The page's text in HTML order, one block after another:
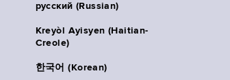
русский (Russian)
Kreyòl Ayisyen (Haitian-
Creole)
한국어 (Korean)